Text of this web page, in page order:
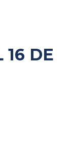
16 DE